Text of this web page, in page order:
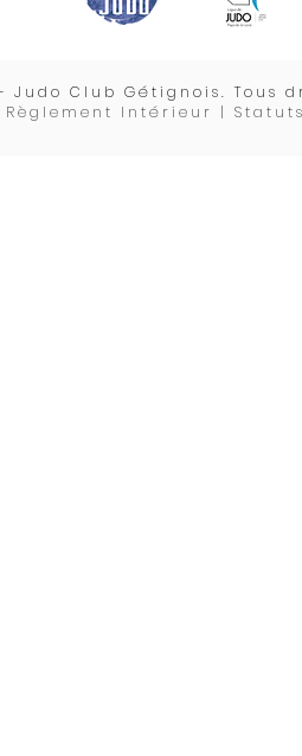
Judo Club Gétignois. Tous
Règlement Intérieur |